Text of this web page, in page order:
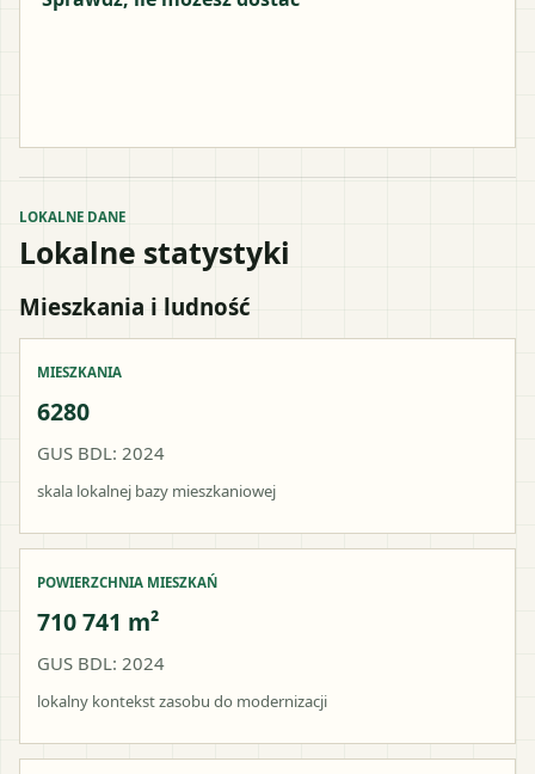
LOKALNE DANE
Lokalne statystyki
Mieszkania i ludność
MIESZKANIA
6280
GUS BDL: 2024
skala lokalnej bazy mieszkaniowej
POWIERZCHNIA MIESZKAŃ
710 741 m²
GUS BDL: 2024
lokalny kontekst zasobu do modernizacji